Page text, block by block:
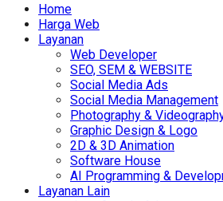
Home
Harga Web
Layanan
Web Developer
SEO, SEM & WEBSITE
Social Media Ads
Social Media Management
Photography &
Graphic Design & Logo
2D & 3D Animation
Software House
AI Programming &
Layanan Lain